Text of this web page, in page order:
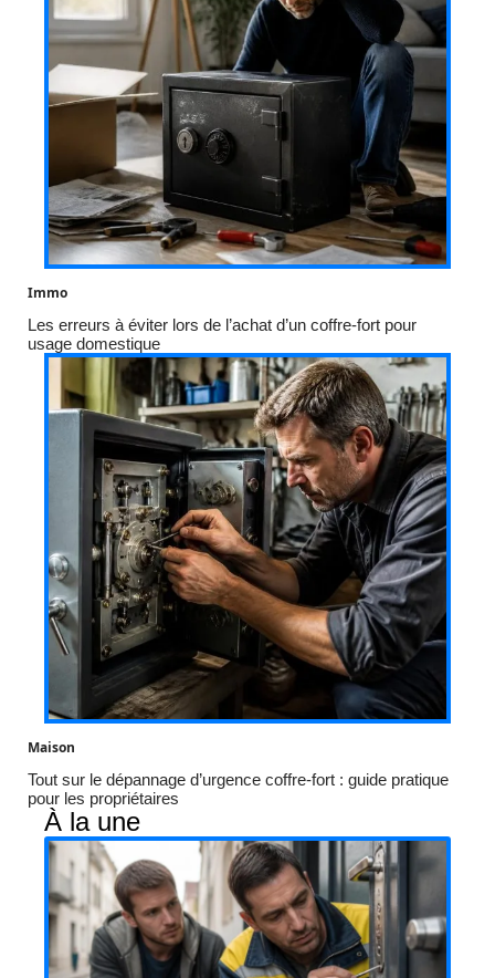
Immo
Les erreurs à éviter lors de l’achat d’un coffre-fort pour
usage domestique
Maison
Tout sur le dépannage d’urgence coffre-fort : guide pratique
pour les propriétaires
À la une